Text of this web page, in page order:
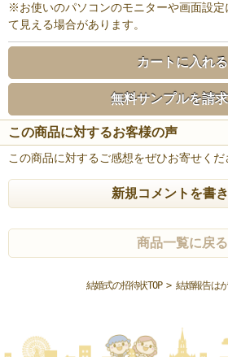
※お使いのパソコンのモニターや画面設定
て見える場合があります。
カートに入れる
無料サンプルを請
この商品に対するお客様の声
この商品に対するご感想をぜひお寄せくだ
新規コメントを書
商品一覧に戻る
結婚式の招待状TOP> 結婚報告は